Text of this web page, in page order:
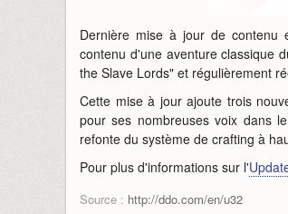
Dernière mise à jour de contenu
contenu d'une aventure classique
the Slave Lords" et régulièrement
Cette mise à jour ajoute trois
pour ses nombreuses voix dans
refonte du système de crafting à
Pour plus d'informations sur l'
Source : http://ddo.com/en/u32